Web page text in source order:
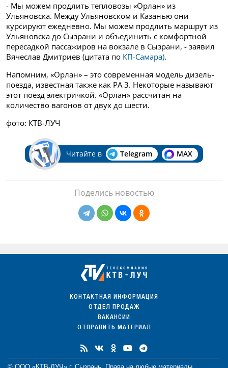
- Мы можем продлить тепловозы «Орлан» из
Ульяновска. Между Ульяновском и Казанью они
курсируют ежедневно. Мы можем продлить маршрут из
Ульяновска до Сызрани и объединить с комфортной
пересадкой пассажиров на вокзале в Сызрани, - заявил
Вячеслав Дмитриев (цитата по КП-Самара).
Напомним, «Орлан» – это современная модель дизель-
поезда, известная также как РА 3. Некоторые называют
этот поезд электричкой. «Орлан» рассчитан на
количество вагонов от двух до шести.
фото: КТВ-ЛУЧ
Читайте в Telegram MAX
Поделись новостью
КОНТАКТНАЯ ИНФОРМАЦИЯ
ОТДЕЛ ПРОДАЖ
ВАКАНСИИ
ОТПРАВИТЬ МАТЕРИАЛ